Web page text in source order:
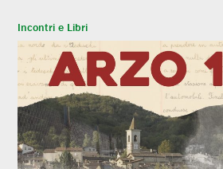
Incontri e Libri